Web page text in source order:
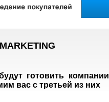
готовить компании
вас с третьей из них